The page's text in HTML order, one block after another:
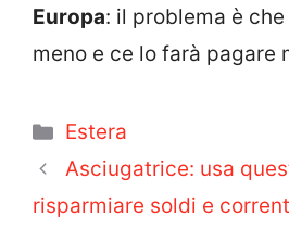
Europa: il problema è
meno e ce lo farà pagare
Categorie
Estera
Asciugatrice: usa
risparmiare soldi e